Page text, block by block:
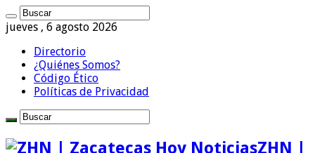
jueves , 6 agosto 2026
Directorio
¿Quiénes Somos?
Código Ético
Políticas de Privacidad
ZHN |